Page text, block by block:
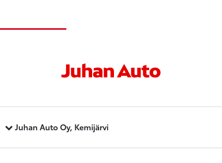
Juhan Auto Oy, Kemijärvi